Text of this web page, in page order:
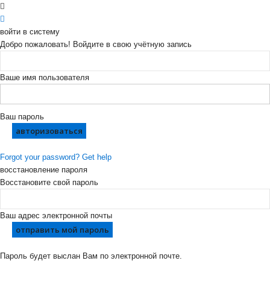
войти в систему
Добро пожаловать! Войдите в свою учётную запись
Ваше имя пользователя
Ваш пароль
Forgot your password? Get help
восстановление пароля
Восстановите свой пароль
Ваш адрес электронной почты
Пароль будет выслан Вам по электронной почте.